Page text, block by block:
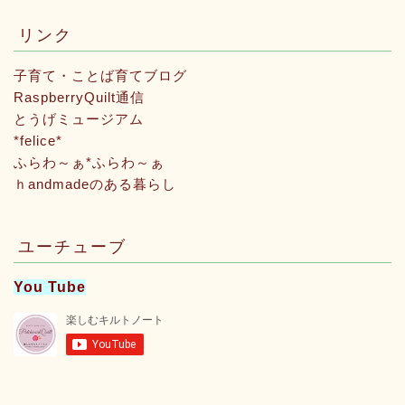
リンク
子育て・ことば育てブログ
RaspberryQuilt通信
とうげミュージアム
*felice*
ふらわ～ぁ*ふらわ～ぁ
ｈandmadeのある暮らし
ユーチューブ
You Tube